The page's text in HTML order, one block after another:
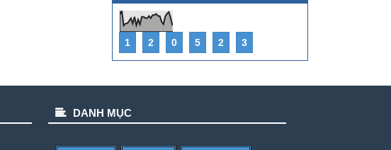
1 2 0 5 2 3
DANH MỤC